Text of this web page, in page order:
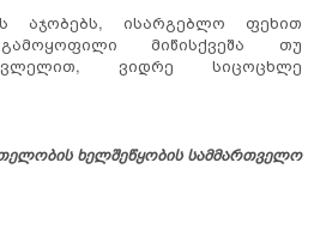
ისარგებლო ფეხით
მიწისქვეშა თუ
ვიდრე სიცოცხლე
ხელშეწყობის სამმართველო